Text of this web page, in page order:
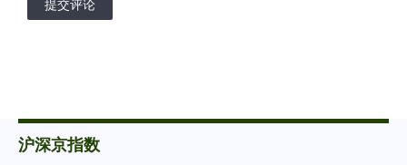
沪深京指数